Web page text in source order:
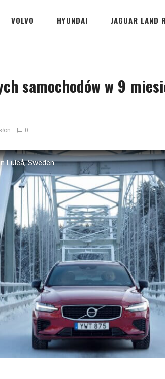
VOLVO HYUNDAI JAGUAR LAND
samochodów w 9
0
Luleå, Sweden